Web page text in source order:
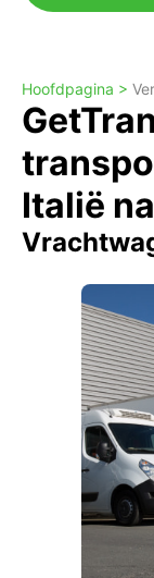
Hoofdpagina >
Italië